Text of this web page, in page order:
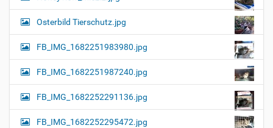
Osterbild Tierschutz.jpg
FB_IMG_1682251983980.jpg
FB_IMG_1682251987240.jpg
FB_IMG_1682252291136.jpg
FB_IMG_1682252295472.jpg